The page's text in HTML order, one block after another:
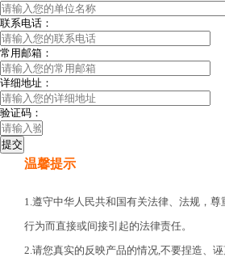
联系电话：
常用邮箱：
详细地址：
验证码：
温馨提示
1.遵守中华人民共和国有关法律、法规，
行为而直接或间接引起的法律责任。
2.请您真实的反映产品的情况,不要捏造、